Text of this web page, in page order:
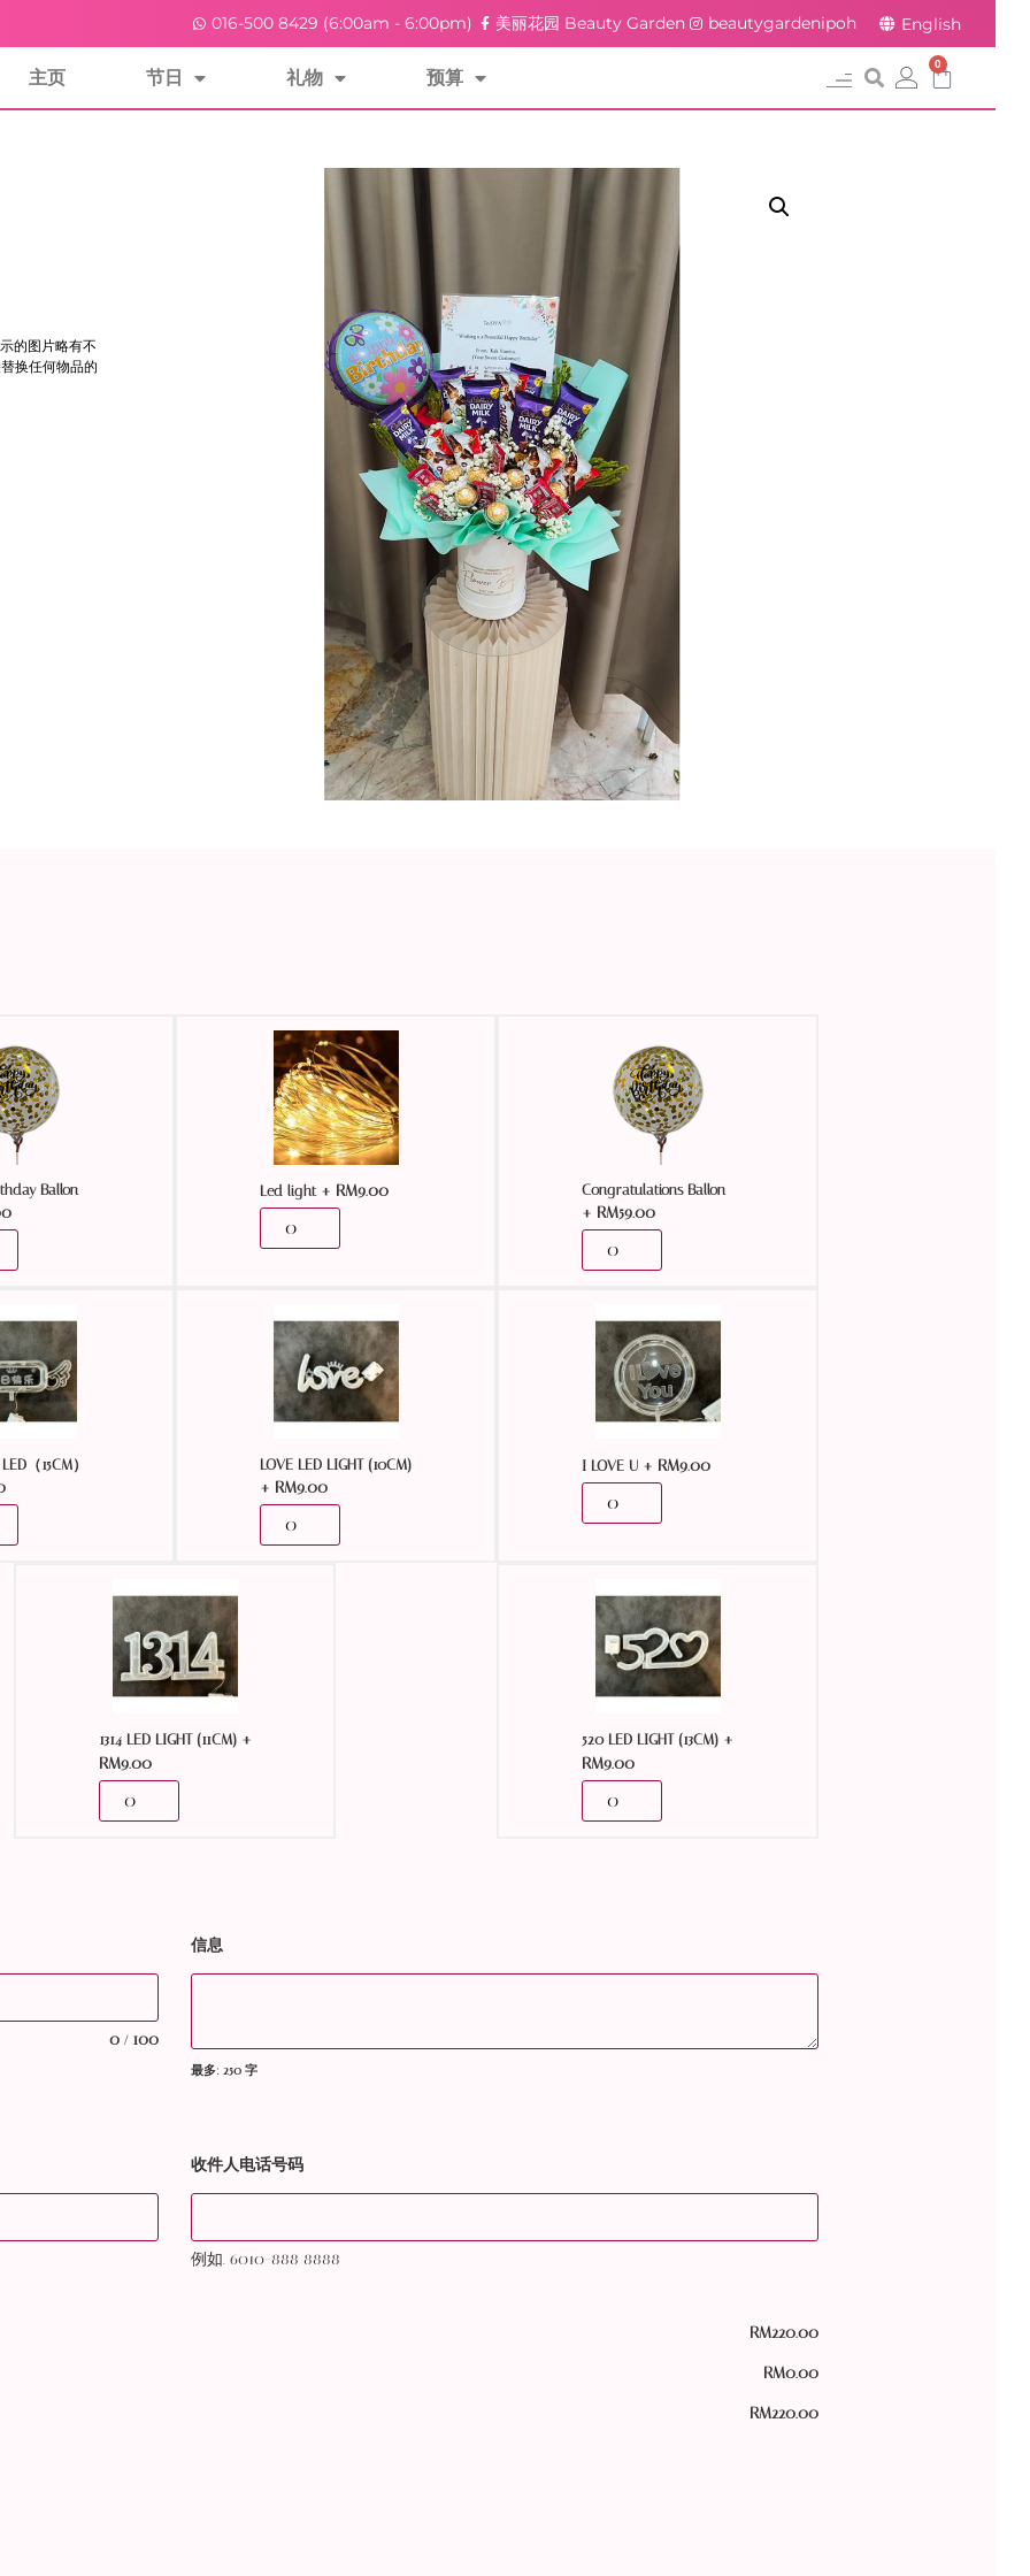
016-500 8429 (6:00am - 6:00pm) 美丽花园 Beauty Garden beautygardenipoh English
主页 节日 礼物 预算
0
的图片略有不
换任何物品的
Ballon Led light+ RM9.00 Congratulations Ballon
+ RM59.00
（15CM） LOVE LED LIGHT (10CM)
+ RM9.00
I LOVE U+ RM9.00
1314 LED LIGHT (11CM)+
RM9.00
520 LED LIGHT (13CM)+
RM9.00
0 / 100
信息
最多: 250 字
收件人电话号码
例如. 6010-888 8888
RM220.00
RM0.00
RM220.00